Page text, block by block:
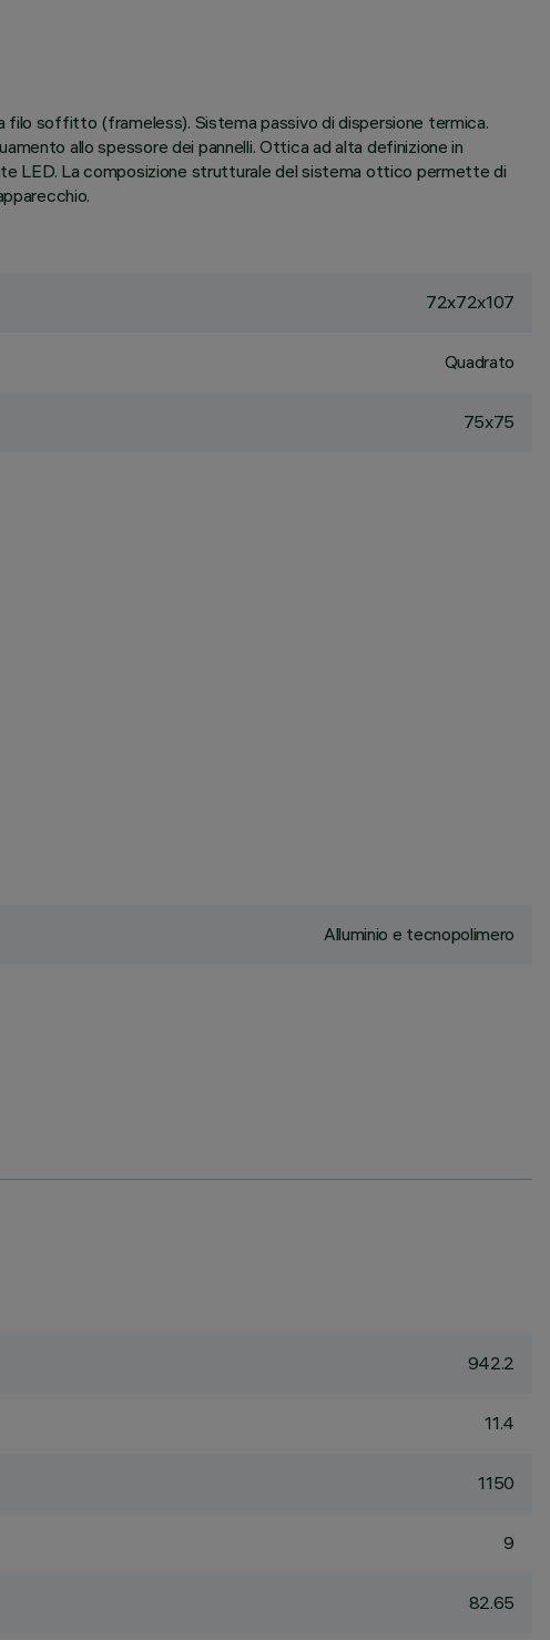
soffitto (frameless). Sistema passivo di dispersione termica.
allo spessore dei pannelli. Ottica ad alta definizione in
LED. La composizione strutturale del sistema ottico permette di
72x72x107
Quadrato
75x75
Alluminio e tecnopolimero
942.2
11.4
1150
9
82.65